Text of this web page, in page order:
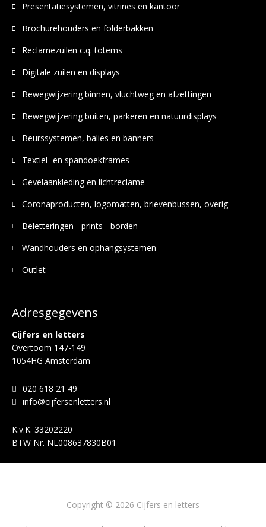
Adresgegevens
Cijfers en letters
Overtoom 147-149
1054HG Amsterdam
020 618 21 49
info@cijfersenletters.nl
K.v.K. 33202220
BTW Nr. NL008637830B01
Presentatiesystemen, vitrines en kantoor
Brochurehouders en folderbakken
Reclamezuilen c.q. totems
Digitale zuilen en displays
Bewegwijzering binnen, vluchtweg en afzettingen
Bewegwijzering buiten, parkeren en natuurdisplays
Beurssystemen, balies en banners
Textiel- en spandoekframes
Gevelaankleding en lichtreclame
Coronaproducten, logomatten, brievenbussen, overig
Beletteringen - prints - borden
Wandhouders en ophangsystemen
Outlet
Copyright © 2026 Cijfers en letters